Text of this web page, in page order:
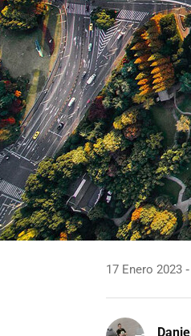
17 Enero 2023